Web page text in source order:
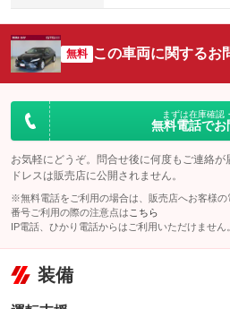
無料 この車両に関するお
まずは在庫確認
無料電話でお
お気軽にどうぞ。問合せ後に何度もご連絡
ドレスは販売店に公開されません。
※無料電話をご利用の場合は、販売店へお客様
番号ご利用の際の注意点は こちら
IP電話、ひかり電話からはご利用いただけません。
装備